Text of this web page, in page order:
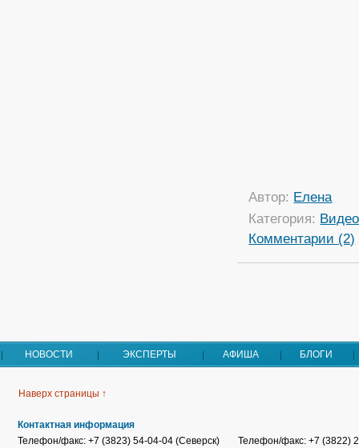
Автор: Елена
Категория: Видео
Комментарии (2)
НОВОСТИ ЭКСПЕРТЫ АФИША БЛОГИ
Наверх страницы ↑
Контактная информация
Телефон/факс: +7 (3823) 54-04-04 (Северск)
Телефон/факс: +7 (3822)